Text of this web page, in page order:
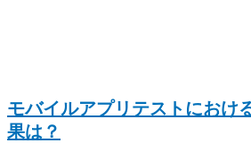
モバイルアプリテストにおけ
果は？